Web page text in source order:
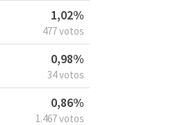
1,02%
477 votos
0,98%
34 votos
0,86%
1.467 votos